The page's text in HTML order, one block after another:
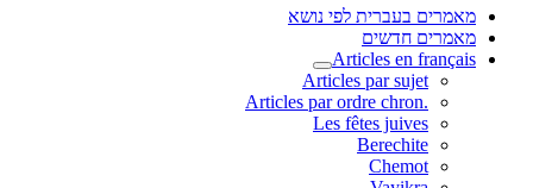
מאמרים בעברית לפי נושא
מאמרים חדשים
Articles en français
Articles par sujet
.Articles par ordre chron
Les fêtes juives
Berechite
Chemot